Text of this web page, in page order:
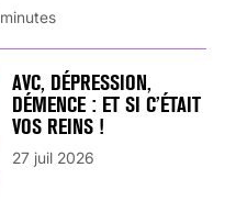
minutes
AVC, DÉPRESSION,
DÉMENCE : ET SI C’ÉTAIT
VOS REINS !
27 juil 2026